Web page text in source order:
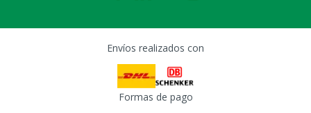
Envíos realizados con
Formas de pago